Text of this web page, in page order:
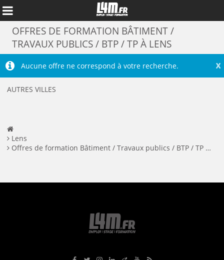
OFFRES DE FORMATION BÂTIMENT /
TRAVAUX PUBLICS / BTP / TP À LENS
X
Aucune offre ne correspond à votre recherche.
AUTRES VILLES
Lens
Offres de formation Bâtiment / Travaux publics / BTP / TP à Lens